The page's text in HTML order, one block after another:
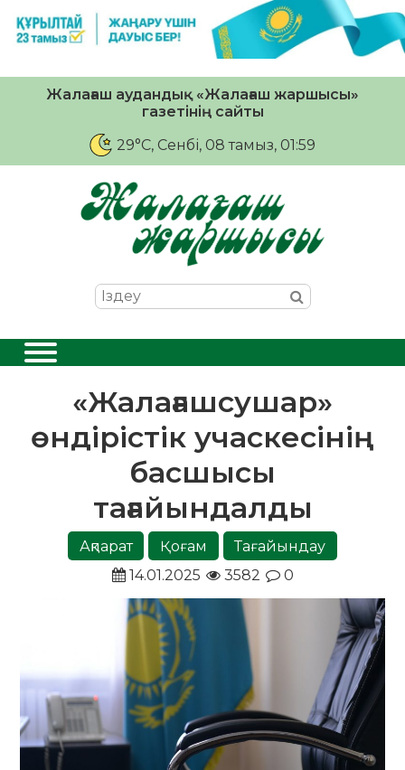
Жалағаш аудандық «Жалағаш жаршысы»
газетінің сайты
29°C, Сенбі, 08 тамыз, 01:59
«Жалағашсушар»
өндірістік учаскесінің
басшысы
тағайындалды
Ақпарат Қоғам
Тағайындау
14.01.2025
3582 0